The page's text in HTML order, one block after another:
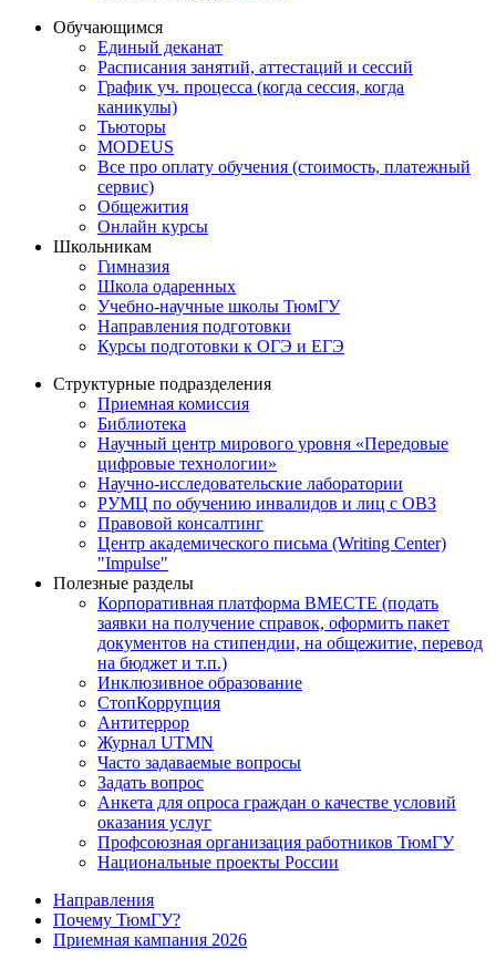
Обучающимся
Единый деканат
Расписания занятий, аттестаций и сессий
График уч. процесса (когда сессия, когда
каникулы)
Тьюторы
MODEUS
Все про оплату обучения (стоимость, платежный
сервис)
Общежития
Онлайн курсы
Школьникам
Гимназия
Школа одаренных
Учебно-научные школы ТюмГУ
Направления подготовки
Курсы подготовки к ОГЭ и ЕГЭ
Структурные подразделения
Приемная комиссия
Библиотека
Научный центр мирового уровня «Передовые
цифровые технологии»
Научно-исследовательские лаборатории
РУМЦ по обучению инвалидов и лиц с ОВЗ
Правовой консалтинг
Центр академического письма (Writing Center)
"Impulse"
Полезные разделы
Корпоративная платформа ВМЕСТЕ (подать
заявки на получение справок, оформить пакет
документов на стипендии, на общежитие, перевод
на бюджет и т.п.)
Инклюзивное образование
СтопКоррупция
Антитеррор
Журнал UTMN
Часто задаваемые вопросы
Задать вопрос
Анкета для опроса граждан о качестве условий
оказания услуг
Профсоюзная организация работников ТюмГУ
Национальные проекты России
Направления
Почему ТюмГУ?
Приемная кампания 2026